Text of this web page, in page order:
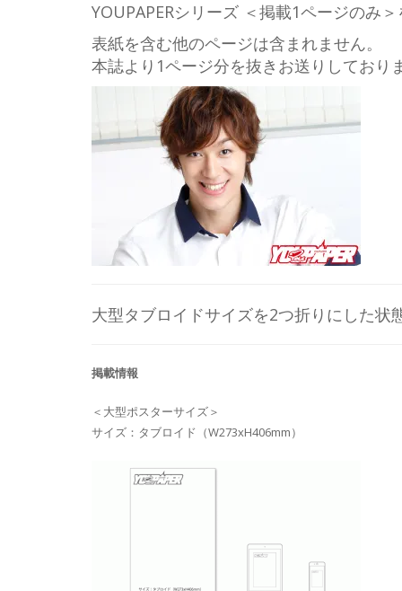
YOUPAPERシリーズ ＜掲載1ページのみ
表紙を含む他のページは含まれません。
本誌より1ページ分を抜きお送りしており
大型タブロイドサイズを2つ折りにした状
掲載情報
＜大型ポスターサイズ＞
サイズ：タブロイド（W273xH406mm）